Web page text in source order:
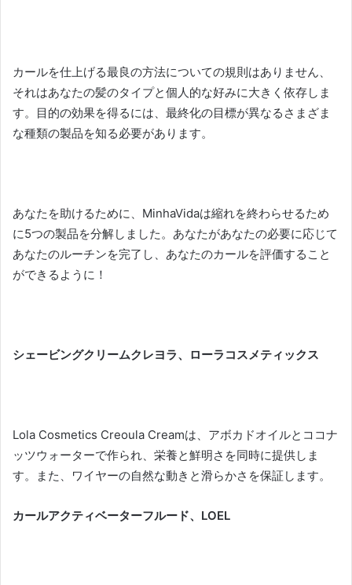
カールを仕上げる最良の方法についての規則はありません、
それはあなたの髪のタイプと個人的な好みに大きく依存しま
す。
目的の効果を得るには、最終化の目標が異なるさまざま
な種類の製品を知る必要があります。
あなたを助けるために、MinhaVidaは縮れを終わらせるため
に5つの製品を分解しました。 あなたがあなたの必要に応じて
あなたのルーチンを完了し、あなたのカールを評価すること
ができるように！
シェービングクリームクレヨラ、ローラコスメティックス
Lola Cosmetics Creoula Creamは、アボカドオイルとココナ
ッツウォーターで作られ、栄養と鮮明さを同時に提供しま
す。
また、ワイヤーの自然な動きと滑らかさを保証します。
カールアクティベーターフルード、LOEL